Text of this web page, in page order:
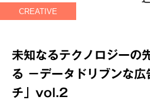
CREATIVE
未知なるテクノロジーの
る －データドリブンな広
チ」vol.2